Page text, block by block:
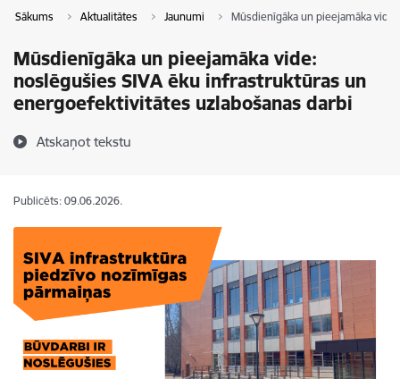
Sākums Aktualitātes Jaunumi Mūsdienīgāka un pieejamāka
Mūsdienīgāka un pieejamāka vide:
noslēgušies SIVA ēku infrastruktūras un
energoefektivitātes uzlabošanas darbi
Atskaņot tekstu
Publicēts: 09.06.2026.